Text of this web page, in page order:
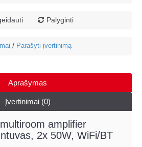
Palyginti
/ Parašyti įvertinimą
Aprašymas
Įvertinimai (0)
amplifier
2x 50W, WiFi/BT